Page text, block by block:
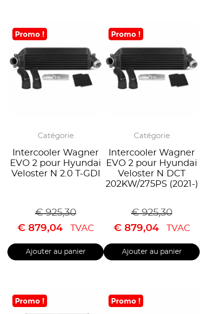
Promo !
Catégorie
Intercooler Wagner
EVO 2 pour Hyundai
Veloster N 2.0 T-GDI
€925,30
€879,04 TVAC
Ajouter au panier
Promo !
Catégorie
Intercooler Wagner
EVO 2 pour Hyundai
Veloster N DCT
202KW/275PS (2021-)
€925,30
€879,04 TVAC
Ajouter au panier
Promo ! Promo !